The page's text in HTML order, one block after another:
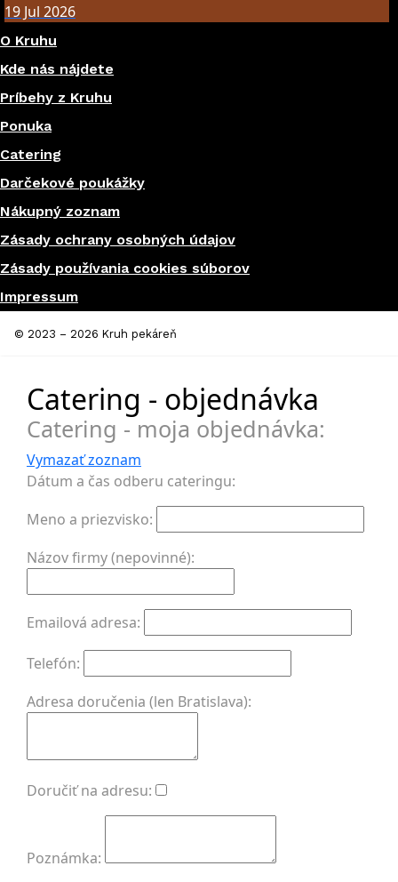
19 Jul 2026
O Kruhu
Kde nás nájdete
Príbehy z Kruhu
Ponuka
Catering
Darčekové poukážky
Nákupný zoznam
Zásady ochrany osobných údajov
Zásady používania cookies súborov
Impressum
© 2023 – 2026 Kruh pekáreň
Catering - objednávka
Catering - moja objednávka:
Vymazať zoznam
Dátum a čas odberu cateringu:
Meno a priezvisko:
Názov firmy (nepovinné):
Emailová adresa:
Telefón:
Adresa doručenia (len Bratislava):
Doručiť na adresu:
Poznámka: